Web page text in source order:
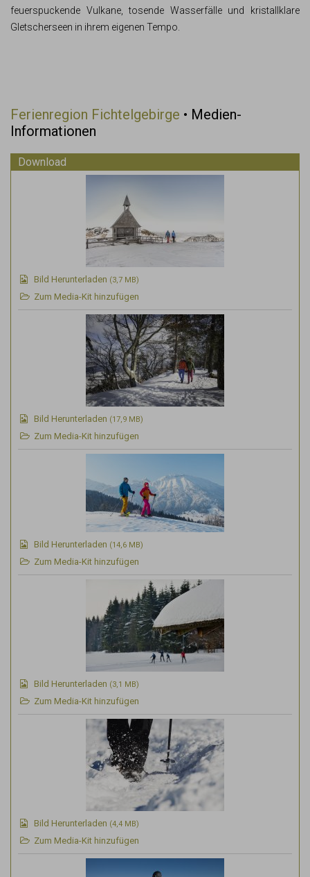
feuerspuckende Vulkane, tosende Wasserfälle und kristallklare
Gletscherseen in ihrem eigenen Tempo.
Ferienregion Fichtelgebirge • Medien-
Informationen
Download
Bild Herunterladen (3,7 MB)
Zum Media-Kit hinzufügen
Bild Herunterladen (17,9 MB)
Zum Media-Kit hinzufügen
Bild Herunterladen (14,6 MB)
Zum Media-Kit hinzufügen
Bild Herunterladen (3,1 MB)
Zum Media-Kit hinzufügen
Bild Herunterladen (4,4 MB)
Zum Media-Kit hinzufügen